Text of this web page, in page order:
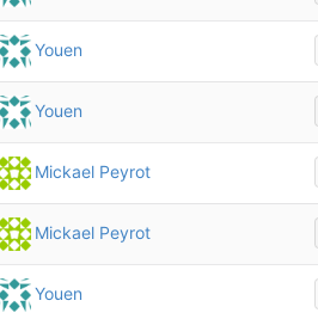
Youen
Youen
Mickael Peyrot
Mickael Peyrot
Youen